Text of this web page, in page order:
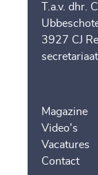
T.a.v. dhr.
3927 CJ
Magazine
Video's
Vacatures
Contact